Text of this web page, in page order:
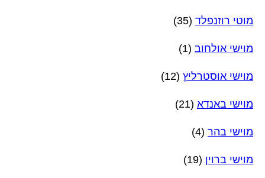
מוטי רוזנפלד (35)
מוישי אולחוב (1)
מוישי אוסטרליץ (12)
מוישי באנדא (21)
מוישי בהר (4)
מוישי ברוין (19)